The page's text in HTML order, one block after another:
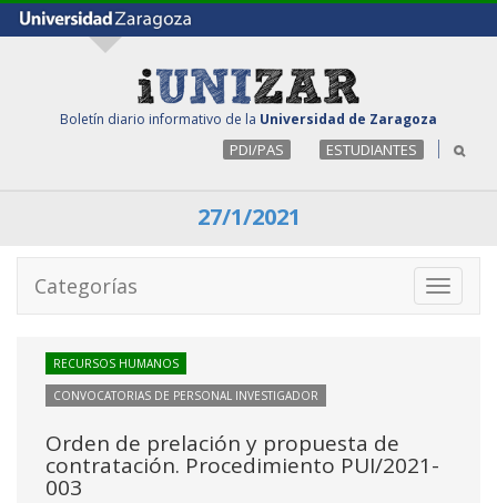
Boletín diario informativo de la Universidad de Zaragoza
PDI/PAS ESTUDIANTES
27/1/2021
Toggle
Categorías
RECURSOS HUMANOS
CONVOCATORIAS DE PERSONAL INVESTIGADOR
Orden de prelación y propuesta de
contratación. Procedimiento PUI/2021-
003